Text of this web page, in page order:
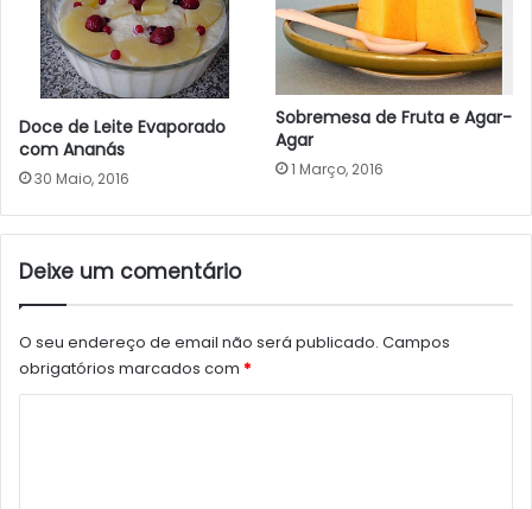
Doce de Leite Evaporado
com Ananás
30 Maio, 2016
Sobremesa de Fruta e Agar-
Agar
1 Março, 2016
Deixe um comentário
O seu endereço de email não será publicado. Campos
obrigatórios marcados com *